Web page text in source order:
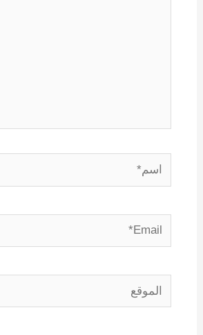
اسم*
Email*
الموقع